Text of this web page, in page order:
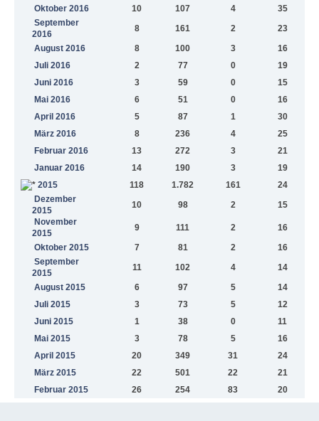
Oktober 2016
10 107 4
35
September
2016
8 161 2
23
August 2016
8 100 3
16
Juli 2016
2 77 0
19
Juni 2016
3 59 0
15
Mai 2016
6 51 0
16
April 2016
5 87 1
30
März 2016
8 236 4
25
Februar 2016
13 272 3
21
Januar 2016
14 190 3
19
2015
118 1.782 161
24
Dezember
2015
10 98 2
15
November
2015
9 111 2
16
Oktober 2015
7 81 2
16
September
2015
11 102 4
14
August 2015
6 97 5
14
Juli 2015
3 73 5
12
Juni 2015
1 38 0
11
Mai 2015
3 78 5
16
April 2015
20 349 31
24
März 2015
22 501 22
21
Februar 2015
26 254 83 20